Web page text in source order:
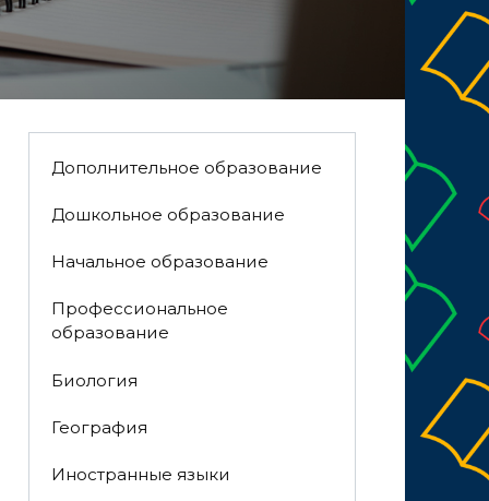
Дополнительное образование
Дошкольное образование
Начальное образование
Профессиональное
образование
Биология
География
Иностранные языки